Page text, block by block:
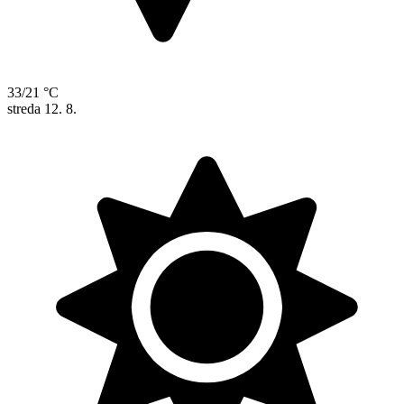
33/21 °C
streda 12. 8.